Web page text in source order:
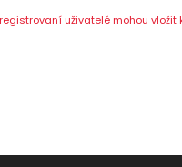
uživatelé mohou vložit